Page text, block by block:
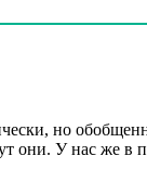
но
они. У нас же